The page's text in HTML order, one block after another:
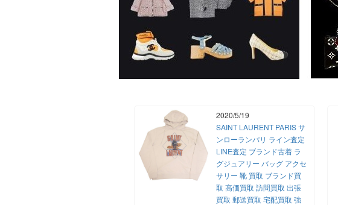
2020/5/19
SAINT LAURENT PARIS サ
ンローランパリ ライン査定
LINE査定 ブランド古着 ラ
グジュアリー バッグ アクセ
サリー 靴 買取 ブランド買
取 高価買取 訪問買取 出張
買取 郵送買取 宅配買取 強